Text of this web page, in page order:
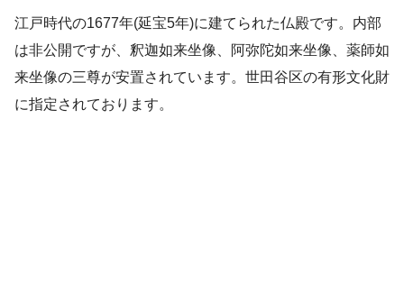
江戸時代の1677年(延宝5年)に建てられた仏殿です。内部
は非公開ですが、釈迦如来坐像、阿弥陀如来坐像、薬師如
来坐像の三尊が安置されています。世田谷区の有形文化財
に指定されております。